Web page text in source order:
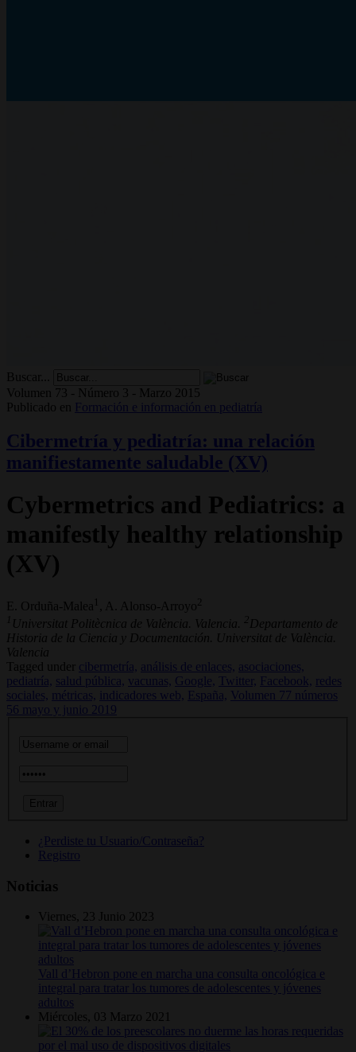
Buscar...
Volumen 73 - Número 3 - Marzo 2015
Publicado en
Formación e información en pediatría
Cibermetría y pediatría: una relación
manifiestamente saludable (XV)
Cybermetrics and Pediatrics: a
manifestly healthy relationship
(XV)
E. Orduña-Malea 1 , A. Alonso-Arroyo
1 Universitat Politècnica de València. Valencia. 2 Departamento de
Historia de la Ciencia y Documentación. Universitat de València.
Valencia
Tagged under
cibermetría, análisis de enlaces, asociaciones,
pediatría, salud pública, vacunas, Google, Twitter, Facebook,
redes
sociales,
métricas, indicadores web, España,
Volumen 77 números
56 mayo y junio 2019
¿Perdiste tu Usuario/Contraseña?
Registro
Noticias
Viernes, 23 Junio 2023
Vall d’Hebron pone en marcha una consulta oncológica e
integral para tratar los tumores de adolescentes y jóvenes
adultos
Miércoles, 03 Marzo 2021